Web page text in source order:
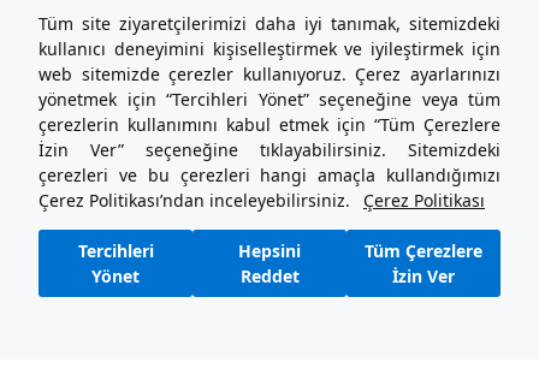
Tüm site ziyaretçilerimizi daha iyi tanımak, sitemizdeki
kullanıcı deneyimini kişiselleştirmek ve iyileştirmek için
web sitemizde çerezler kullanıyoruz. Çerez ayarlarınızı
yönetmek için “Tercihleri Yönet” seçeneğine veya tüm
çerezlerin kullanımını kabul etmek için “Tüm Çerezlere
İzin Ver” seçeneğine tıklayabilirsiniz. Sitemizdeki
çerezleri ve bu çerezleri hangi amaçla kullandığımızı
Çerez Politikası’ndan inceleyebilirsiniz.
Çerez Politikası
Tercihleri
Yönet
Hepsini
Reddet
Tüm Çerezlere
İzin Ver
Yasal Metinler
İletişim
Seni Dinliyoruz
Hizmetler
Kullanım Şartları
Gizlilik Politikası ve Kişisel Verilerin İşlenmesine İlişkin Aydınlatma
Metni
444 26 36
sensat.com Destek Hattı